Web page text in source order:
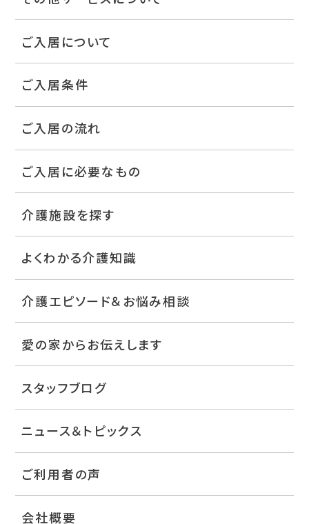
ご入居について
ご入居条件
ご入居の流れ
ご入居に必要なもの
介護施設を探す
よくわかる介護知識
介護エピソード＆お悩み相談
愛の家からお伝えします
スタッフブログ
ニュース＆トピックス
ご利用者の声
会社概要